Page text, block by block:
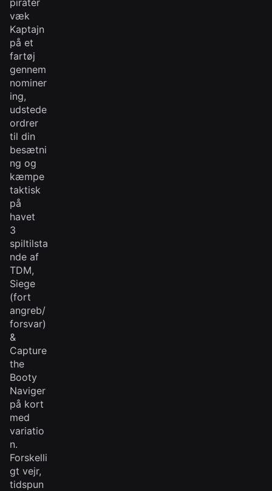
pirater
væk
Kaptajn
på et
fartøj
gennem
nominer
ing,
udstede
ordrer
til din
besætni
ng og
kæmpe
taktisk
på
havet
3
spiltilsta
nde af
TDM,
Siege
(fort
angreb/
forsvar)
&
Capture
the
Booty
Naviger
på kort
med
variatio
n.
Forskelli
gt vejr,
tidspun